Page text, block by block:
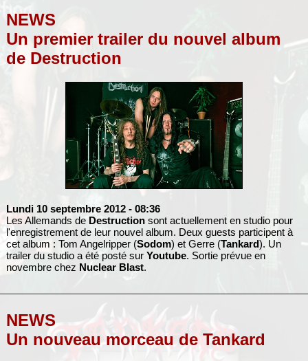
NEWS
Un premier trailer du nouvel album
de Destruction
Lundi 10 septembre 2012 - 08:36
Les Allemands de Destructionsont actuellement en studio pour
l'enregistrement de leur nouvel album. Deux guests participent à
cet album : Tom Angelripper (Sodom) et Gerre (Tankard). Un
trailer du studio a été posté sur Youtube. Sortie prévue en
novembre chez Nuclear Blast.
NEWS
Un nouveau morceau de Tankard